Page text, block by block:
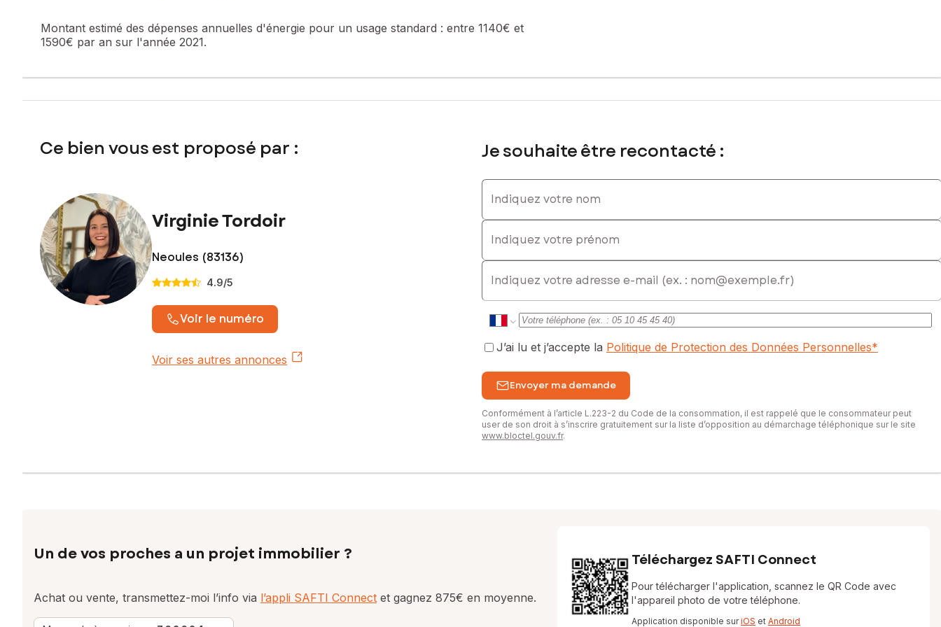
Contactez votre conseiller SAFTI : Virginie TORDOIR, Tél. : 06 35 40 72 40, E-mail : virginie.tordoir@safti.fr - EI - Agent commercial immatriculé au RSAC de DRAGUIGNAN sous le numéro
530863737
Montant estimé des dépenses annuelles d'énergie pour un usage standard : entre 1140€ et
1590€ par an sur l'année 2021.
Ce bien vous est proposé par :
Virginie Tordoir
Neoules (83136)
4.9/5
Voir le numéro
Voir ses autres annonces
Je souhaite être recontacté :
Indiquez votre nom
Indiquez votre prénom
E-mail
J’ai lu et j’accepte la Politique de Protection des Données Personnelles*
Envoyer ma demande
Conformément à l’article L.223-2 du Code de la consommation, il est rappelé que le consommateur peut
user de son droit à s’inscrire gratuitement sur la liste d’opposition au démarchage téléphonique sur le site
www.bloctel.gouv.fr.
Un de vos proches a un projet immobilier ?
Achat ou vente, transmettez-moi l’info via l’appli SAFTI Connect et gagnez 875€ en moyenne.
Téléchargez SAFTI Connect
Pour télécharger l'application, scannez le QR Code avec
l'appareil photo de votre téléphone.
Application disponible suriOS et Android